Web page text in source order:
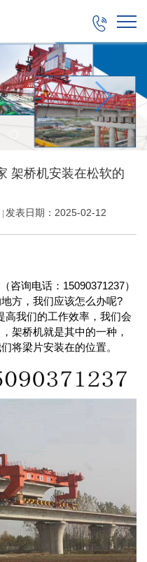

架桥机安装在松软的
发表日期：2025-02-12
询电话：15090371237）
方，我们应该怎么办呢?
我们的工作效率，我们会
架桥机就是其中的一种，
将梁片安装在的位置。